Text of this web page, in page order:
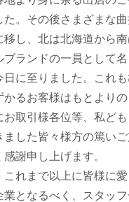
た。その後さまざまな
し、北は北海道から南
ブランドの一員として
日に至りました。これ
かるお客様はもとより
お取引様各位等、私ど
ました皆々様方の篤い
謝申し上げます。
これまで以上に皆様に
業となるべく、スタッ